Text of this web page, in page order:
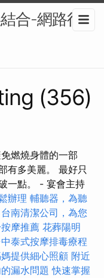
合-網路行
(356)
燃燒身體的一部
有多美麗。 最好只
一點。 - 宴會主持
辦理 輔聽器，為聽
台南清潔公司，為您
摩推薦 花葬陽明
泰式按摩排毒療程
提供細心照顧 附近
漏水問題 快速掌握